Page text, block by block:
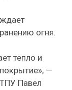
огня.
тепло и
—
Павел